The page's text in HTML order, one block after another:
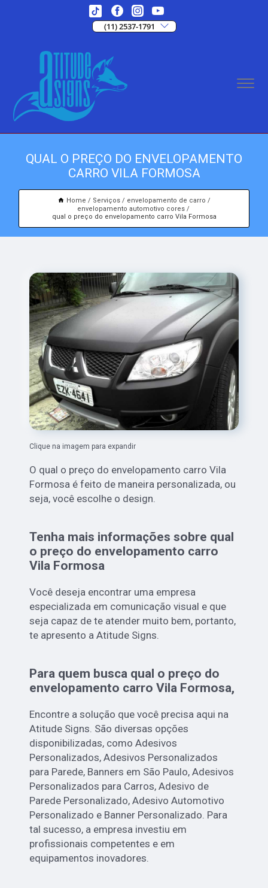
(11) 2537-1791
QUAL O PREÇO DO ENVELOPAMENTO
CARRO VILA FORMOSA
Home Serviços
envelopamento de carro
envelopamento automotivo cores
qual o preço do envelopamento carro Vila Formosa
Clique na imagem para expandir
O qual o preço do envelopamento carro Vila
Formosa é feito de maneira personalizada, ou
seja, você escolhe o design.
Tenha mais informações sobre qual
o preço do envelopamento carro
Vila Formosa
Você deseja encontrar uma empresa
especializada em comunicação visual e que
seja capaz de te atender muito bem, portanto,
te apresento a Atitude Signs.
Para quem busca qual o preço do
envelopamento carro Vila Formosa,
Encontre a solução que você precisa aqui na
Atitude Signs. São diversas opções
disponibilizadas, como Adesivos
Personalizados, Adesivos Personalizados
para Parede, Banners em São Paulo, Adesivos
Personalizados para Carros, Adesivo de
Parede Personalizado, Adesivo Automotivo
Personalizado e Banner Personalizado. Para
tal sucesso, a empresa investiu em
profissionais competentes e em
equipamentos inovadores.